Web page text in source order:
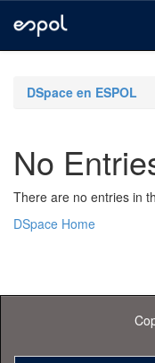
navigationDSpace en ESPOL
No
There are no entries in
DSpace Home